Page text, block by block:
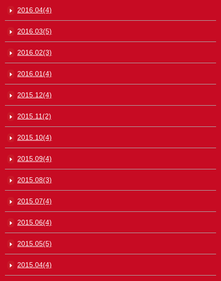
2016.04(4)
2016.03(5)
2016.02(3)
2016.01(4)
2015.12(4)
2015.11(2)
2015.10(4)
2015.09(4)
2015.08(3)
2015.07(4)
2015.06(4)
2015.05(5)
2015.04(4)